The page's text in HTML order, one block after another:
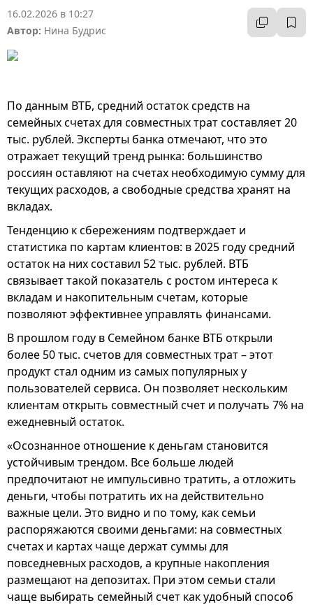
16.02.2026 в 10:27
Автор: Нина Будрис
По данным ВТБ, средний остаток средств на
семейных счетах для совместных трат составляет 20
тыс. рублей. Эксперты банка отмечают, что это
отражает текущий тренд рынка: большинство
россиян оставляют на счетах необходимую сумму для
текущих расходов, а свободные средства хранят на
вкладах.
Тенденцию к сбережениям подтверждает и
статистика по картам клиентов: в 2025 году средний
остаток на них составил 52 тыс. рублей. ВТБ
связывает такой показатель с ростом интереса к
вкладам и накопительным счетам, которые
позволяют эффективнее управлять финансами.
В прошлом году в Семейном банке ВТБ открыли
более 50 тыс. счетов для совместных трат – этот
продукт стал одним из самых популярных у
пользователей сервиса. Он позволяет нескольким
клиентам открыть совместный счет и получать 7% на
ежедневный остаток.
«Осознанное отношение к деньгам становится
устойчивым трендом. Все больше людей
предпочитают не импульсивно тратить, а отложить
деньги, чтобы потратить их на действительно
важные цели. Это видно и по тому, как семьи
распоряжаются своими деньгами: на совместных
счетах и картах чаще держат суммы для
повседневных расходов, а крупные накопления
размещают на депозитах. При этом семьи стали
чаще выбирать семейный счет как удобный способ